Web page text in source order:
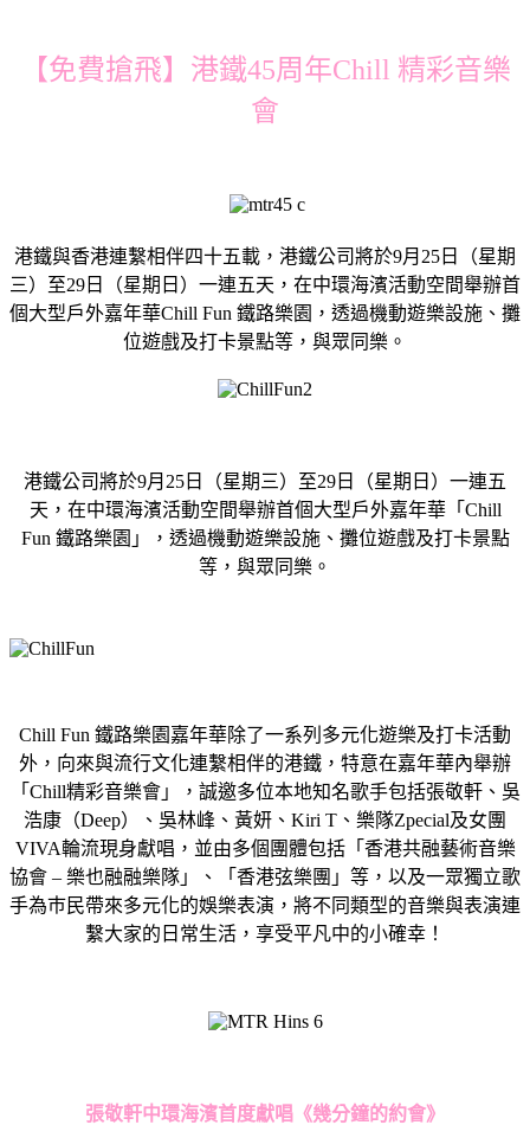
【免費搶飛】港鐵45周年Chill 精彩音樂
會
港鐵與香港連繫相伴四十五載，港鐵公司將於9月25日（星期
三）至29日（星期日）一連五天，在中環海濱活動空間舉辦首
個大型戶外嘉年華Chill Fun 鐵路樂園，透過機動遊樂設施、攤
位遊戲及打卡景點等，與眾同樂。
港鐵公司將於9月 25 日（星期三）至29 日（星期日）一連五
天， 在中環海濱活動空間舉辦首個大型戶外嘉年華「 Chill
Fun 鐵路樂園」，透過機動遊樂設施、攤位遊戲及打卡景點
等，與眾同樂 。
Chill Fun 鐵路樂園嘉年華除了一系列多元化遊樂及打卡活動
外， 向來與流行文化連繫相伴的港鐵，特意在嘉年華內舉辦
「 Chill精彩音樂會」 ， 誠邀多位本地知名歌手包括張敬軒、吳
浩康（Deep）、吳林峰、黃妍、 Kiri T 、樂隊Zpecial及女團
VIVA輪流現身獻唱， 並由多個團體包括「香港共融藝術音樂
協會 – 樂也融融樂隊」、「香港弦樂團」等，以及一眾獨立歌
手為巿民帶來多元化的娛樂表演，將不同類型的音樂與表演連
繫大家的日常生活， 享受平凡中的小確幸！
張敬軒中環海濱首度獻唱《幾分鐘的約會》